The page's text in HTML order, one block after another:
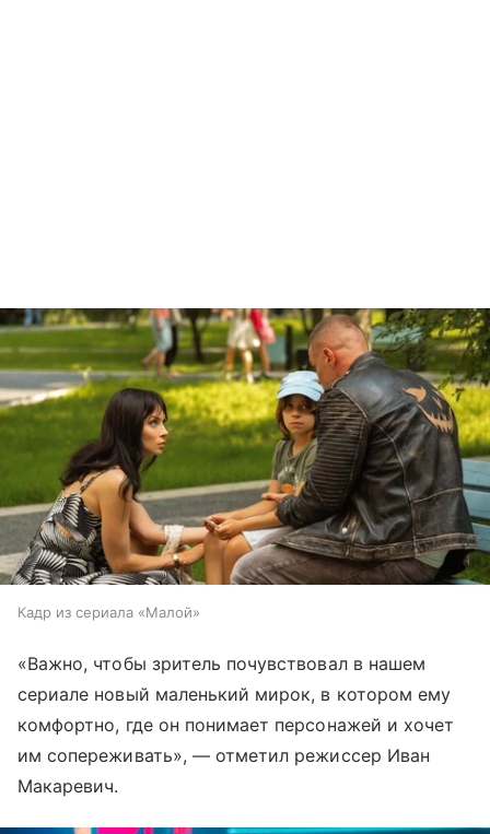
Кадр из сериала «Малой»
«Важно, чтобы зритель почувствовал в нашем
сериале новый маленький мирок, в котором ему
комфортно, где он понимает персонажей и хочет
им сопереживать», — отметил режиссер Иван
Макаревич.